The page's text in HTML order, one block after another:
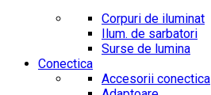
Corpuri de iluminat
Ilum. de sarbatori
Surse de lumina
Conectica
Accesorii conectica